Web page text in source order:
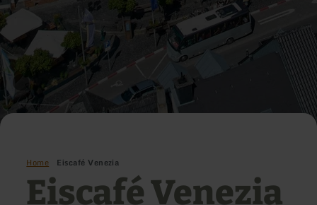
Home Eiscafé Venezia
Eiscafé Venezia